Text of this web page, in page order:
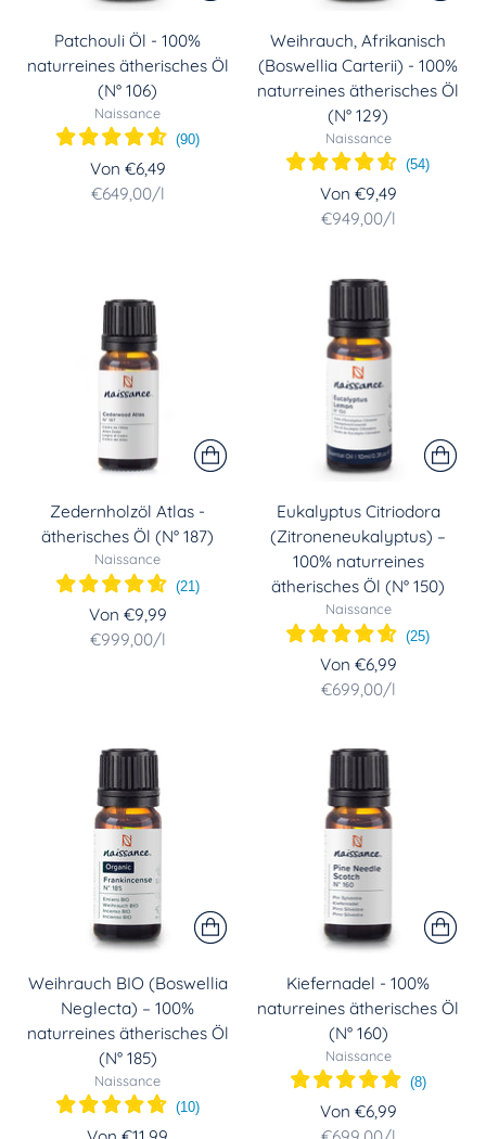
Patchouli Öl - 100%
naturreines ätherisches Öl
(N° 106)
Naissance
(90)
Von €6,49
Stückpreis
€649,00/per
l
Weihrauch, Afrikanisch
(Boswellia Carterii) - 100%
naturreines ätherisches Öl
(N° 129)
Naissance
(54)
Von €9,49
Stückpreis
€949,00/per
l
Zedernholzöl Atlas -
ätherisches Öl (N° 187)
Naissance
(21)
Von €9,99
Stückpreis
€999,00/per
l
Eukalyptus Citriodora
(Zitroneneukalyptus) –
100% naturreines
ätherisches Öl (N° 150)
Naissance
(25)
Von €6,99
Stückpreis
€699,00/per
l
Weihrauch BIO (Boswellia
Neglecta) – 100%
naturreines ätherisches Öl
(N° 185)
Naissance
(10)
Kiefernadel - 100%
naturreines ätherisches Öl
(N° 160)
Naissance
(8)
Von €6,99
Stückpreis
per